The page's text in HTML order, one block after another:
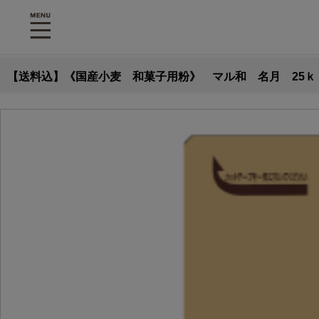
【送料込】《国産小麦 和菓子用粉》 マル和 名月 25ｋ